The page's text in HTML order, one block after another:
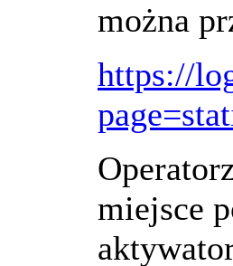
można
https://
miejsce